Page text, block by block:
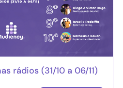
rádios (31/10 a 06/11)